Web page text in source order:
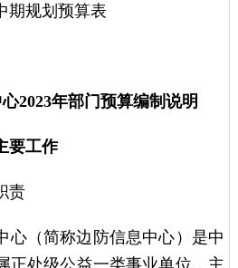
期规划预算表
2023年部门预算编制说明
要工作
责
心（简称边防信息中心）是中
正处级公益一类事业单位，主